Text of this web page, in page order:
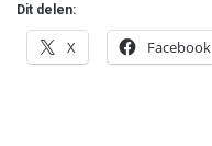
Dit delen:
X Facebook